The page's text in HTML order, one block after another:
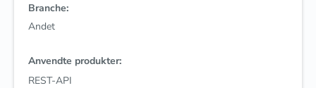
Branche:
Andet
Anvendte produkter:
REST-API